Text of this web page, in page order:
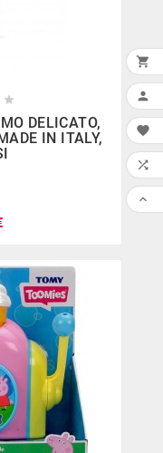

DELICATO,
IN ITALY,




